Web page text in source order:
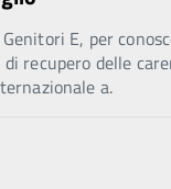
E, per
di recupero delle
a.